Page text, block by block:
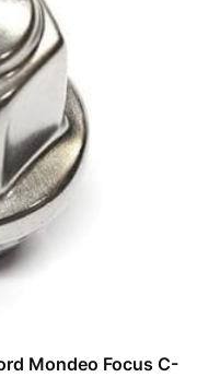
Mondeo Focus C-